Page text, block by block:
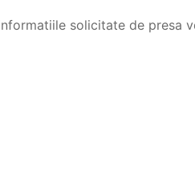
solicitate de presa